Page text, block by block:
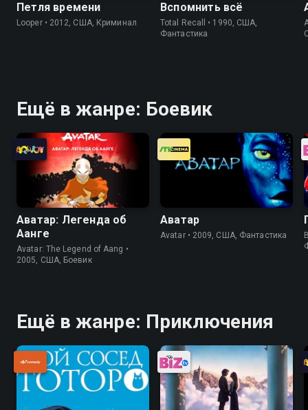
Петля времени
Looper • 2012, США, Криминал
Вспомнить всё
Total Recall • 1990, США,
Фантастика
Ещё в жанре: Боевик
Аватар: Легенда об
Аанге
Avatar: The Legend of Aang •
2005, США, Боевик
Аватар
Avatar • 2009, США, Фантастика
Ещё в жанре: Приключения